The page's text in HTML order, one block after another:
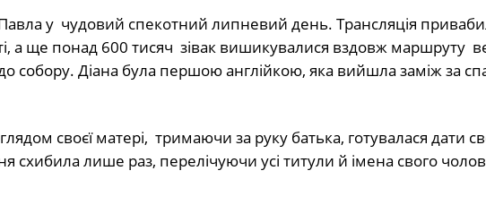
Павла у чудовий спекотний липневий день. Трансляція
а ще понад 600 тисяч зівак вишикувалися вздовж маршруту
собору. Діана була першою англійкою, яка вийшла заміж за
своєї матері, тримаючи за руку батька, готувалася дати
схибила лише раз, перелічуючи усі титули й імена свого